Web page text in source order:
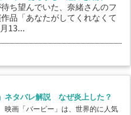
ち望んでいた、奈緒さんのフ
品「あなたがしてくれなくて
13...
ネタバレ解説 なぜ炎上した？
映画「バービー」は、世界的に人気